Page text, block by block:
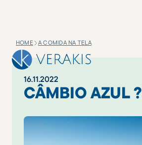
HOME A COMIDA NA TELA
16.11.2022
CÂMBIO AZUL ?